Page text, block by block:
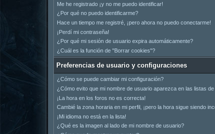
Me he registrado ¡y no me puedo identificar!
¿Por qué no puedo identificarme?
Hace un tiempo me registré, ¡pero ahora no puedo conectarme!
¡Perdí mi contraseña!
¿Por qué mi sesión de usuario expira automáticamente?
¿Cuál es la función de "Borrar cookies"?
Preferencias de usuario y configuraciones
¿Cómo se puede cambiar mi configuración?
¿Cómo evito que mi nombre de usuario aparezca en las listas
¡La hora en los foros no es correcta!
Cambié la zona horaria en mi perfil, ¡pero la hora sigue siendo
¡Mi idioma no está en la lista!
¿Qué es la imagen al lado de mi nombre de usuario?